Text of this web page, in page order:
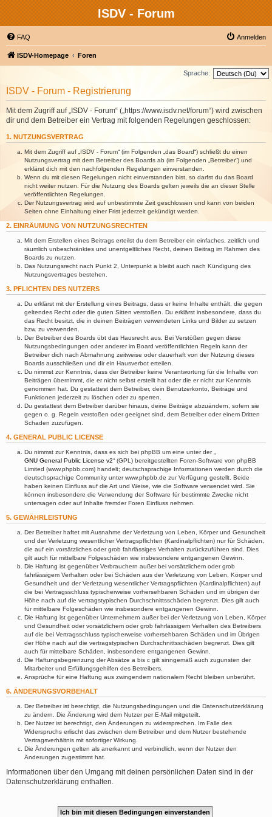
ISDV - Forum
FAQ Anmelden
ISDV-Homepage Foren
Sprache:
ISDV - Forum - Registrierung
Mit dem Zugriff auf „ISDV - Forum“ („https://www.isdv.net/forum“) wird zwischen
dir und dem Betreiber ein Vertrag mit folgenden Regelungen geschlossen:
1. NUTZUNGSVERTRAG
Mit dem Zugriff auf „ISDV - Forum“ (im Folgenden „das Board“) schließt du einen
Nutzungsvertrag mit dem Betreiber des Boards ab (im Folgenden „Betreiber“) und
erklärst dich mit den nachfolgenden Regelungen einverstanden.
Wenn du mit diesen Regelungen nicht einverstanden bist, so darfst du das Board
nicht weiter nutzen. Für die Nutzung des Boards gelten jeweils die an dieser Stelle
veröffentlichten Regelungen.
Der Nutzungsvertrag wird auf unbestimmte Zeit geschlossen und kann von beiden
Seiten ohne Einhaltung einer Frist jederzeit gekündigt werden.
2. EINRÄUMUNG VON NUTZUNGSRECHTEN
Mit dem Erstellen eines Beitrags erteilst du dem Betreiber ein einfaches, zeitlich und
räumlich unbeschränktes und unentgeltliches Recht, deinen Beitrag im Rahmen des
Boards zu nutzen.
Das Nutzungsrecht nach Punkt 2, Unterpunkt a bleibt auch nach Kündigung des
Nutzungsvertrages bestehen.
3. PFLICHTEN DES NUTZERS
Du erklärst mit der Erstellung eines Beitrags, dass er keine Inhalte enthält, die gegen
geltendes Recht oder die guten Sitten verstoßen. Du erklärst insbesondere, dass du
das Recht besitzt, die in deinen Beiträgen verwendeten Links und Bilder zu setzen
bzw. zu verwenden.
Der Betreiber des Boards übt das Hausrecht aus. Bei Verstößen gegen diese
Nutzungsbedingungen oder anderer im Board veröffentlichten Regeln kann der
Betreiber dich nach Abmahnung zeitweise oder dauerhaft von der Nutzung dieses
Boards ausschließen und dir ein Hausverbot erteilen.
Du nimmst zur Kenntnis, dass der Betreiber keine Verantwortung für die Inhalte von
Beiträgen übernimmt, die er nicht selbst erstellt hat oder die er nicht zur Kenntnis
genommen hat. Du gestattest dem Betreiber, dein Benutzerkonto, Beiträge und
Funktionen jederzeit zu löschen oder zu sperren.
Du gestattest dem Betreiber darüber hinaus, deine Beiträge abzuändern, sofern sie
gegen o. g. Regeln verstoßen oder geeignet sind, dem Betreiber oder einem Dritten
Schaden zuzufügen.
4. GENERAL PUBLIC LICENSE
Du nimmst zur Kenntnis, dass es sich bei phpBB um eine unter der „
GNU General Public License v2“ (GPL) bereitgestellten Foren-Software von phpBB
Limited (www.phpbb.com) handelt; deutschsprachige Informationen werden durch die
deutschsprachige Community unter www.phpbb.de zur Verfügung gestellt. Beide
haben keinen Einfluss auf die Art und Weise, wie die Software verwendet wird. Sie
können insbesondere die Verwendung der Software für bestimmte Zwecke nicht
untersagen oder auf Inhalte fremder Foren Einfluss nehmen.
5. GEWÄHRLEISTUNG
Der Betreiber haftet mit Ausnahme der Verletzung von Leben, Körper und Gesundheit
und der Verletzung wesentlicher Vertragspflichten (Kardinalpflichten) nur für Schäden,
die auf ein vorsätzliches oder grob fahrlässiges Verhalten zurückzuführen sind. Dies
gilt auch für mittelbare Folgeschäden wie insbesondere entgangenen Gewinn.
Die Haftung ist gegenüber Verbrauchern außer bei vorsätzlichem oder grob
fahrlässigem Verhalten oder bei Schäden aus der Verletzung von Leben, Körper und
Gesundheit und der Verletzung wesentlicher Vertragspflichten (Kardinalpflichten) auf
die bei Vertragsschluss typischerweise vorhersehbaren Schäden und im übrigen der
Höhe nach auf die vertragstypischen Durchschnittsschäden begrenzt. Dies gilt auch
für mittelbare Folgeschäden wie insbesondere entgangenen Gewinn.
Die Haftung ist gegenüber Unternehmern außer bei der Verletzung von Leben, Körper
und Gesundheit oder vorsätzlichem oder grob fahrlässigem Verhalten des Betreibers
auf die bei Vertragsschluss typischerweise vorhersehbaren Schäden und im Übrigen
der Höhe nach auf die vertragstypischen Durchschnittsschäden begrenzt. Dies gilt
auch für mittelbare Schäden, insbesondere entgangenen Gewinn.
Die Haftungsbegrenzung der Absätze a bis c gilt sinngemäß auch zugunsten der
Mitarbeiter und Erfüllungsgehilfen des Betreibers.
Ansprüche für eine Haftung aus zwingendem nationalem Recht bleiben unberührt.
6. ÄNDERUNGSVORBEHALT
Der Betreiber ist berechtigt, die Nutzungsbedingungen und die Datenschutzerklärung
zu ändern. Die Änderung wird dem Nutzer per E-Mail mitgeteilt.
Der Nutzer ist berechtigt, den Änderungen zu widersprechen. Im Falle des
Widerspruchs erlischt das zwischen dem Betreiber und dem Nutzer bestehende
Vertragsverhältnis mit sofortiger Wirkung.
Die Änderungen gelten als anerkannt und verbindlich, wenn der Nutzer den
Änderungen zugestimmt hat.
Informationen über den Umgang mit deinen persönlichen Daten sind in der
Datenschutzerklärung enthalten.